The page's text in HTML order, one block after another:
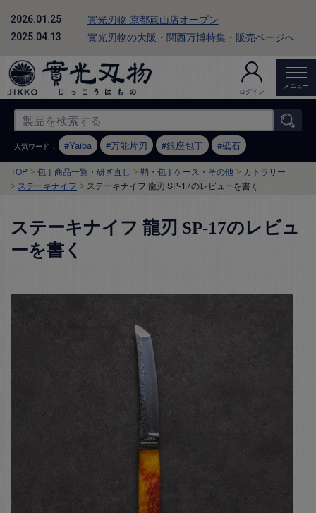
2026.01.25 實光刃物 京都嵐山店オープン
2025.04.13 實光刃物の大阪・関西万博特集・販売ページへ
ログイン
メニュー
人気ワード ： Yaiba 万能片刃 銀座包丁 砥石
TOP 包丁商品一覧・研ぎ直し 鞘・包丁ケース・その他
カトラリー
ステーキナイフ
ステーキナイフ 龍刃 SP-17のレビューを書く
ステーキナイフ 龍刃 SP-17のレビュ
ーを書く